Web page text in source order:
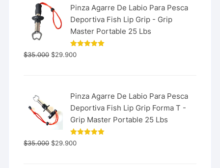
Pinza Agarre De Labio Para Pesca
Deportiva Fish Lip Grip - Grip
Master Portable 25 Lbs
Valorado
con
$35.000 $29.900
Pinza Agarre De Labio Para Pesca
Deportiva Fish Lip Grip Forma T -
Grip Master Portable 25 Lbs
Valorado
con
$35.000 $29.900